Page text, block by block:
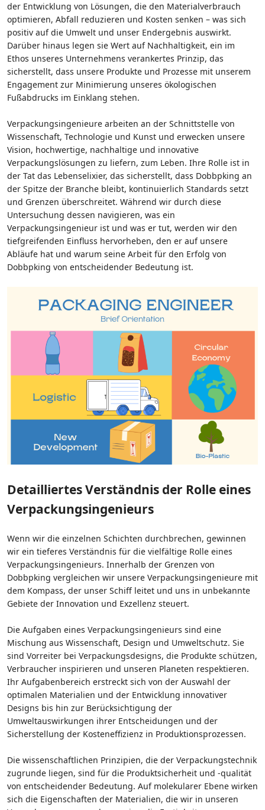
der Entwicklung von Lösungen, die den Materialverbrauch
optimieren, Abfall reduzieren und Kosten senken – was sich
positiv auf die Umwelt und unser Endergebnis auswirkt.
Darüber hinaus legen sie Wert auf Nachhaltigkeit, ein im
Ethos unseres Unternehmens verankertes Prinzip, das
sicherstellt, dass unsere Produkte und Prozesse mit unserem
Engagement zur Minimierung unseres ökologischen
Fußabdrucks im Einklang stehen.
Verpackungsingenieure arbeiten an der Schnittstelle von
Wissenschaft, Technologie und Kunst und erwecken unsere
Vision, hochwertige, nachhaltige und innovative
Verpackungslösungen zu liefern, zum Leben. Ihre Rolle ist in
der Tat das Lebenselixier, das sicherstellt, dass Dobbpking an
der Spitze der Branche bleibt, kontinuierlich Standards setzt
und Grenzen überschreitet. Während wir durch diese
Untersuchung dessen navigieren, was ein
Verpackungsingenieur ist und was er tut, werden wir den
tiefgreifenden Einfluss hervorheben, den er auf unsere
Abläufe hat und warum seine Arbeit für den Erfolg von
Dobbpking von entscheidender Bedeutung ist.
Detailliertes Verständnis der Rolle eines
Verpackungsingenieurs
Wenn wir die einzelnen Schichten durchbrechen, gewinnen
wir ein tieferes Verständnis für die vielfältige Rolle eines
Verpackungsingenieurs. Innerhalb der Grenzen von
Dobbpking vergleichen wir unsere Verpackungsingenieure mit
dem Kompass, der unser Schiff leitet und uns in unbekannte
Gebiete der Innovation und Exzellenz steuert.
Die Aufgaben eines Verpackungsingenieurs sind eine
Mischung aus Wissenschaft, Design und Umweltschutz. Sie
sind Vorreiter bei Verpackungsdesigns, die Produkte schützen,
Verbraucher inspirieren und unseren Planeten respektieren.
Ihr Aufgabenbereich erstreckt sich von der Auswahl der
optimalen Materialien und der Entwicklung innovativer
Designs bis hin zur Berücksichtigung der
Umweltauswirkungen ihrer Entscheidungen und der
Sicherstellung der Kosteneffizienz in Produktionsprozessen.
Die wissenschaftlichen Prinzipien, die der Verpackungstechnik
zugrunde liegen, sind für die Produktsicherheit und -qualität
von entscheidender Bedeutung. Auf molekularer Ebene wirken
sich die Eigenschaften der Materialien, die wir in unseren